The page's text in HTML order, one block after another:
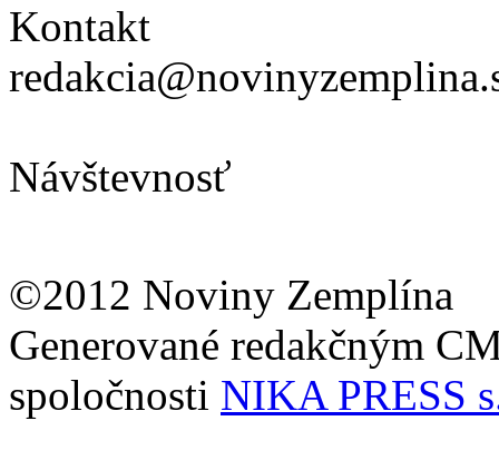
Kontakt
Návštevnosť
©2012 Noviny Zemplína
Generované redakčným
spoločnosti NIKA PRESS